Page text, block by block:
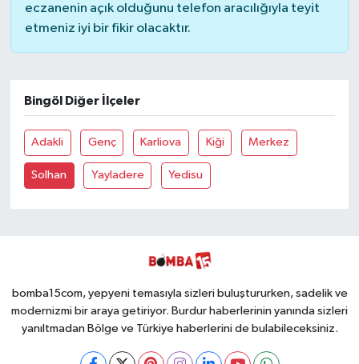
eczanenin açık olduğunu telefon aracılığıyla teyit
etmeniz iyi bir fikir olacaktır.
Bingöl Diğer İlçeler
Adakli Genç Karliova Kiği Merkez
Solhan Yayladere Yedisu
bomba15com, yepyeni temasıyla sizleri buluştururken, sadelik ve
modernizmi bir araya getiriyor. Burdur haberlerinin yanında sizleri
yanıltmadan Bölge ve Türkiye haberlerini de bulabileceksiniz.